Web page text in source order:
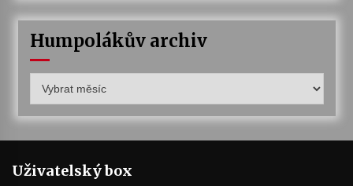
Humpolákův archiv
archiv
Uživatelský box